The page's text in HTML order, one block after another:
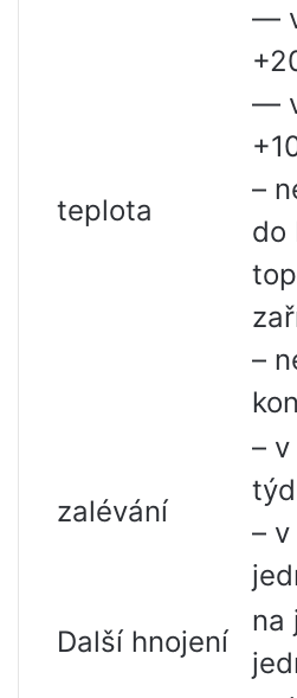
teplota
—
—
–
do
–
zalévání
–
–
Další hnojení
na